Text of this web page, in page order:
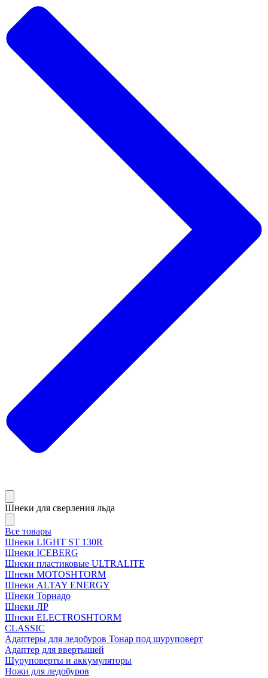
Шнеки для сверления льда
Все товары
Шнеки LIGHT ST 130R
Шнеки ICEBERG
Шнеки пластиковые ULTRALITE
Шнеки MOTOSHTORM
Шнеки ALTAY ENERGY
Шнеки Торнадо
Шнеки ЛР
Шнеки ELECTROSHTORM
CLASSIC
Адаптеры для ледобуров Тонар под шуруповерт
Адаптер для ввертышей
Шуруповерты и аккумуляторы
Ножи для ледобуров